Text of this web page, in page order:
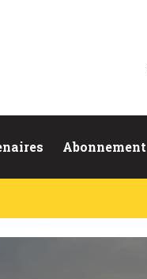
Abonnement